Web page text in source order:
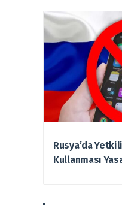
Rusya’da
Kullanması